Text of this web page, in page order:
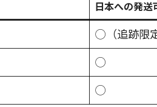
日本への発送
◯（追跡限定
◯
◯